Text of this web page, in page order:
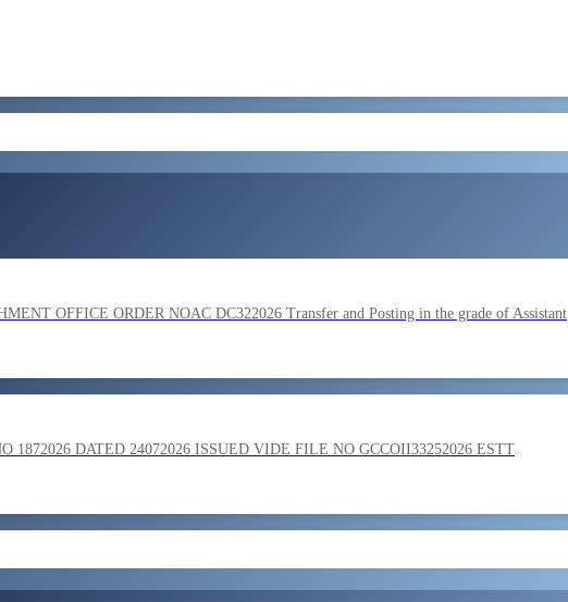
on the basis of result of Combined Graduate Level Examination
by SSC on the basis of result of CombIned Graduate Level E
OFFICE ORDER NOAC DC322026 Transfer and Posting in the grade of Assistant
1872026 DATED 24072026 ISSUED VIDE FILE NO GCCOII33252026 ESTT